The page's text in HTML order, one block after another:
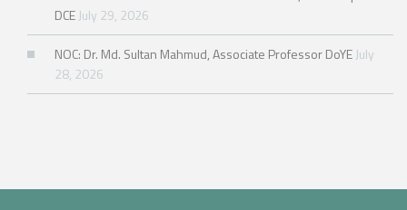
DCE July 29, 2026
NOC: Dr. Md. Sultan Mahmud, Associate Professor DoYE July
28, 2026